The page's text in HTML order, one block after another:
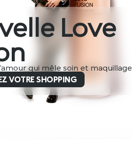
Love
qui mêle soin et maquillage
VOTRE SHOPPING